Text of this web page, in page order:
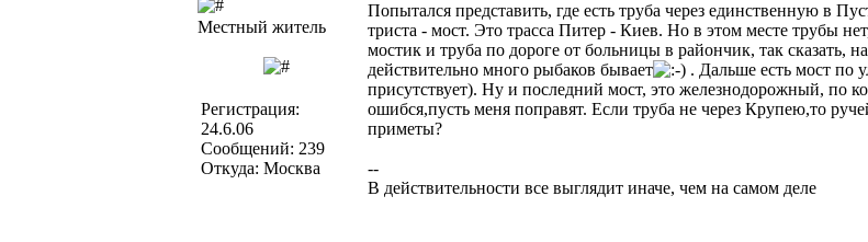
Местный житель
Регистрация:
24.6.06
Сообщений: 239
Откуда: Москва
Попытался представить, где есть труба через единственную в
триста - мост. Это трасса Питер - Киев. Но в этом месте трубы
мостик и труба по дороге от больницы в райончик, так сказать,
действительно много рыбаков бывает
. Дальше есть мост по
присутствует). Ну и последний мост, это железнодорожный, по
ошибся,пусть меня поправят. Если труба не через Крупею,то
приметы?
--
В действительности все выглядит иначе, чем на самом деле